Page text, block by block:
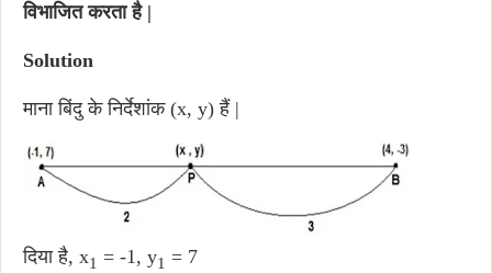
विभाजित करता है |
Solution
माना बिंदु के निर्देशांक (x, y) हैं |
दिया है, x1 = -1, y1 = 7